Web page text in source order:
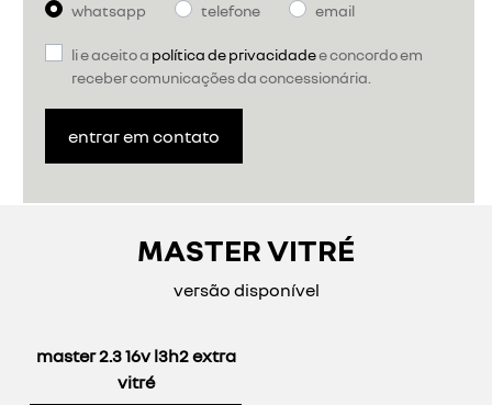
whatsapp telefone email
li e aceito a política de privacidadee concordo em
receber comunicações da concessionária.
entrar em contato
MASTER VITRÉ
versão disponível
master 2.3 16v l3h2 extra
vitré